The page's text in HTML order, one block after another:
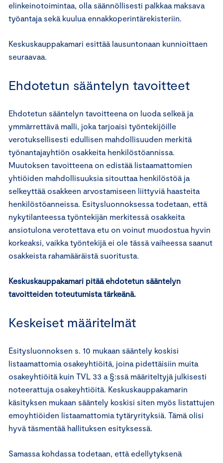
elinkeinotoimintaa, olla säännöllisesti palkkaa maksava
työantaja sekä kuulua ennakkoperintärekisteriin.
Keskuskauppakamari esittää lausuntonaan kunnioittaen
seuraavaa.
Ehdotetun sääntelyn tavoitteet
Ehdotetun sääntelyn tavoitteena on luoda selkeä ja
ymmärrettävä malli, joka tarjoaisi työntekijöille
verotuksellisesti edullisen mahdollisuuden merkitä
työnantajayhtiön osakkeita henkilöstöannissa.
Muutoksen tavoitteena on edistää listaamattomien
yhtiöiden mahdollisuuksia sitouttaa henkilöstöä ja
selkeyttää osakkeen arvostamiseen liittyviä haasteita
henkilöstöanneissa. Esitysluonnoksessa todetaan, että
nykytilanteessa työntekijän merkitessä osakkeita
ansiotulona verotettava etu on voinut muodostua hyvin
korkeaksi, vaikka työntekijä ei ole tässä vaiheessa saanut
osakkeista rahamääräistä suoritusta.
Keskuskauppakamari pitää ehdotetun sääntelyn
tavoitteiden toteutumista tärkeänä.
Keskeiset määritelmät
Esitysluonnoksen s. 10 mukaan sääntely koskisi
listaamattomia osakeyhtiöitä, joina pidettäisiin muita
osakeyhtiöitä kuin TVL 33 a §:ssä määriteltyjä julkisesti
noteerattuja osakeyhtiöitä. Keskuskauppakamarin
käsityksen mukaan sääntely koskisi siten myös listattujen
emoyhtiöiden listaamattomia tytäryrityksiä. Tämä olisi
hyvä täsmentää hallituksen esityksessä.
Samassa kohdassa todetaan, että edellytyksenä